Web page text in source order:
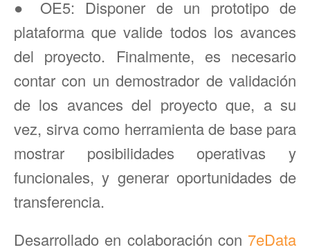
● OE5: Disponer de un prototipo de
plataforma que valide todos los avances
del proyecto. Finalmente, es necesario
contar con un demostrador de validación
de los avances del proyecto que, a su
vez, sirva como herramienta de base para
mostrar posibilidades operativas y
funcionales, y generar oportunidades de
transferencia.
Desarrollado en colaboración con 7eData